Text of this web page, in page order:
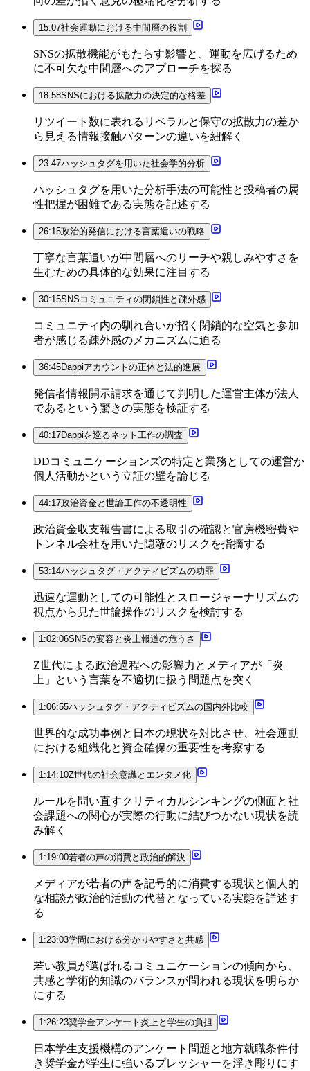
15:07社会運動における中間層の役割
SNSの拡散機能がもたらす影響と、運動を広げるため
に不可欠な中間層へのアプローチを探る
18:58SNSにおける拡散力の決定的な格差
リツイート数に表れるリベラルと保守の拡散力の差か
ら見える情報接触パターンの違いを紐解く
23:47ハッシュタグを用いた社会学的分析
ハッシュタグを用いた分析手法の可能性と投稿者の属
性把握が困難である実態を記述する
26:15政治的発信における言葉遣いの戦略
丁寧な言葉遣いが中間層へのリーチや親しみやすさを
生むための具体的な効果に注目する
30:15SNSコミュニティの閉鎖性と疎外感
コミュニティ内の馴れ合いが招く閉鎖的な空気と参加
者が感じる疎外感のメカニズムに迫る
36:45Dappiアカウントの正体と法的進展
発信者情報開示請求を通じて判明した運営主体が法人
であるという驚きの実態を検証する
40:17Dappiを巡るネット工作の調査
DDコミュニケーションズの特定と業務としての運営か
個人活動かという立証の壁を論じる
44:17政治資金と世論工作の不透明性
政治資金収支報告書による取引の確認と官房機密費や
トンネル会社を用いた隠蔽のリスクを指摘する
53:14ハッシュタグ・アクティビズムの功罪
迅速な運動としての可能性とスロージャーナリズムの
視点から見た世論操作のリスクを検討する
1:02:06SNSの変容と炎上報道の危うさ
Z世代による政治過程への影響力とメディアが「炎
上」という言葉を不適切に扱う問題点を突く
1:06:55ハッシュタグ・アクティビズムの国内外比較
世界的な成功事例と日本の現状を対比させ、社会運動
における組織化と資金確保の重要性を考察する
1:14:10Z世代の社会意識とエンタメ化
ルールを問い直すクリティカルシンキングの側面と社
会課題への関心が実際の行動に結びつかない現状を読
み解く
1:19:00若者の声の消費と政治的解決
メディアが若者の声を記号的に消費する現状と個人的
な相談が政治的活動の代替となっている実態を詳述す
る
1:23:03学問における分かりやすさと共感
若い教員が選ばれるコミュニケーションの傾向から、
共感と学術的知識のバランスが問われる現状を明らか
にする
1:26:23奨学金アンケート炎上と学生の負担
日本学生支援機構のアンケート問題と地方就職条件付
き奨学金が学生に強いるプレッシャーを浮き彫りにす